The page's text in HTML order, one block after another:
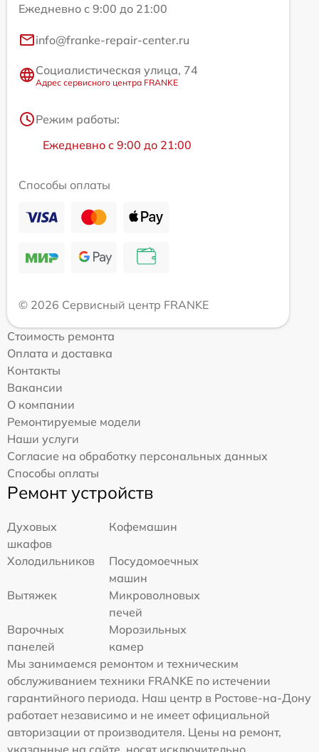
Ежедневно с 9:00 до 21:00
info@franke-repair-center.ru
Социалистическая улица, 74
Адрес сервисного центра FRANKE
Режим работы:
Ежедневно с 9:00 до 21:00
Способы оплаты
© 2026 Сервисный центр FRANKE
Стоимость ремонта
Оплата и доставка
Контакты
Вакансии
О компании
Ремонтируемые модели
Наши услуги
Согласие на обработку персональных данных
Способы оплаты
Ремонт устройств
Духовых
шкафов
Кофемашин
Холодильников
Посудомоечных
машин
Вытяжек
Микроволновых
печей
Варочных
панелей
Морозильных
камер
Мы занимаемся ремонтом и техническим
обслуживанием техники FRANKE по истечении
гарантийного периода. Наш центр в Ростове-на-Дону
работает независимо и не имеет официальной
авторизации от производителя. Цены на ремонт,
указанные на сайте, носят исключительно